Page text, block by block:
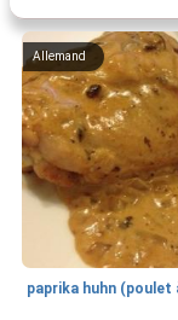
Allemand